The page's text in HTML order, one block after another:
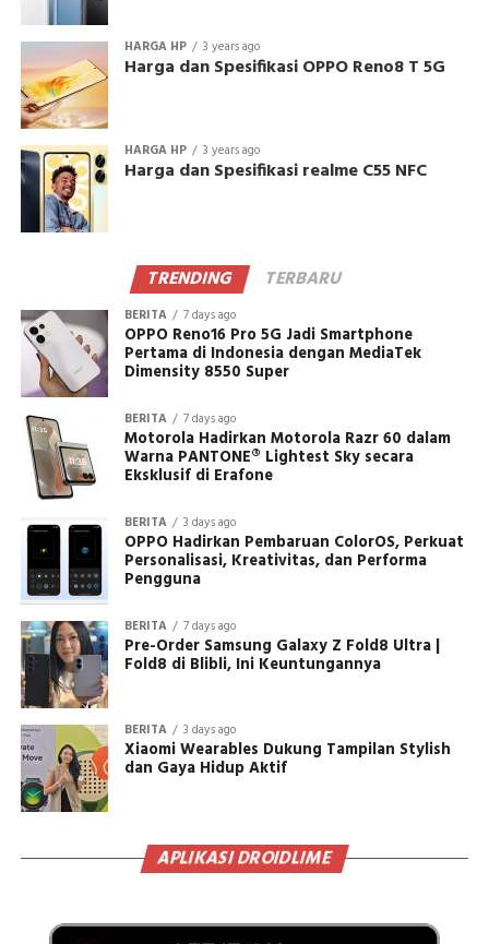
HARGA HP 3 years ago
Harga dan Spesifikasi OPPO Reno8 T 5G
HARGA HP 3 years ago
Harga dan Spesifikasi realme C55 NFC
TRENDING TERBARU
BERITA 7 days ago
OPPO Reno16 Pro 5G Jadi Smartphone
Pertama di Indonesia dengan MediaTek
Dimensity 8550 Super
BERITA 7 days ago
Motorola Hadirkan Motorola Razr 60 dalam
Warna PANTONE® Lightest Sky secara
Eksklusif di Erafone
BERITA 3 days ago
OPPO Hadirkan Pembaruan ColorOS, Perkuat
Personalisasi, Kreativitas, dan Performa
Pengguna
BERITA 7 days ago
Pre-Order Samsung Galaxy Z Fold8 Ultra |
Fold8 di Blibli, Ini Keuntungannya
BERITA 3 days ago
Xiaomi Wearables Dukung Tampilan Stylish
dan Gaya Hidup Aktif
APLIKASI DROIDLIME